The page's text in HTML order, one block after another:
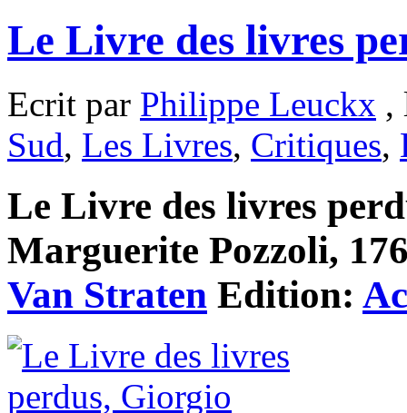
Le Livre des livres
Ecrit par Philippe Leuckx ,
Sud, Les Livres, Critiques,
Le Livre des livres
Marguerite Pozzoli,
Van Straten Edition: